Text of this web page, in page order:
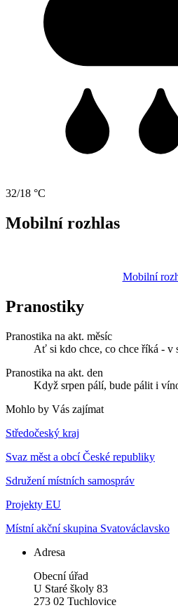
32/18 °C
Mobilní rozhlas
Mobilní
Pranostiky
Pranostika na akt. měsíc
Ať si kdo chce, co chce říká - v
Pranostika na akt. den
Když srpen pálí, bude pálit i
Mohlo by Vás zajímat
Středočeský kraj
Svaz měst a obcí České republiky
Sdružení místních samospráv
Projekty EU
Místní akční skupina Svatováclavsko
Adresa
Obecní úřad
U Staré školy 83
273 02 Tuchlovice